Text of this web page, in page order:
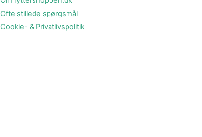
Ofte stillede spørgsmål
Cookie- & Privatlivspolitik